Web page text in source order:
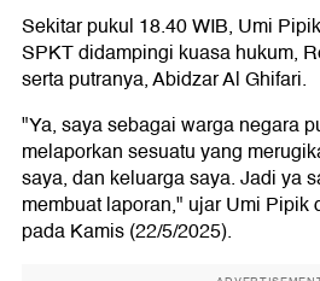
Sekitar pukul 18.40 WIB, Umi
SPKT didampingi kuasa hukum,
serta putranya, Abidzar Al Ghifari.
"Ya, saya sebagai warga negara
melaporkan sesuatu yang
saya, dan keluarga saya. Jadi ya
membuat laporan," ujar Umi Pipik
pada Kamis (22/5/2025).